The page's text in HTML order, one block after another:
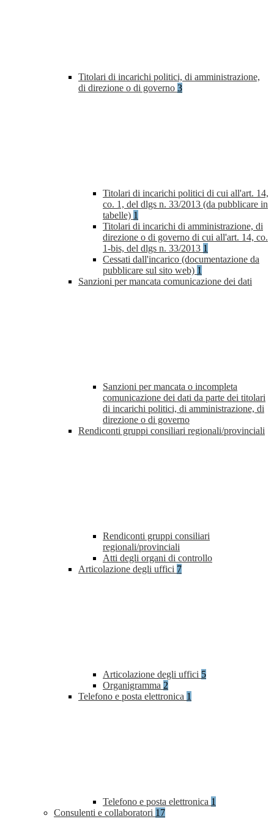
Titolari di incarichi politici, di amministrazione,
di direzione o di governo 3
Titolari di incarichi politici di cui all'art. 14,
co. 1, del dlgs n. 33/2013 (da pubblicare in
tabelle) 1
Titolari di incarichi di amministrazione, di
direzione o di governo di cui all'art. 14, co.
1-bis, del dlgs n. 33/2013 1
Cessati dall'incarico (documentazione da
pubblicare sul sito web) 1
Sanzioni per mancata comunicazione dei dati
Sanzioni per mancata o incompleta
comunicazione dei dati da parte dei titolari
di incarichi politici, di amministrazione, di
direzione o di governo
Rendiconti gruppi consiliari regionali/provinciali
Rendiconti gruppi consiliari
regionali/provinciali
Atti degli organi di controllo
Articolazione degli uffici 7
Articolazione degli uffici 5
Organigramma 2
Telefono e posta elettronica 1
Telefono e posta elettronica 1
Consulenti e collaboratori 17